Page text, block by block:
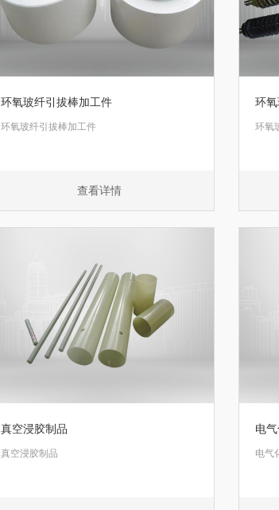
环氧玻纤引拔棒加工件
环氧玻纤引拔棒加工件
查看详情
环
环氧
真空浸胶制品
真空浸胶制品
电
电气